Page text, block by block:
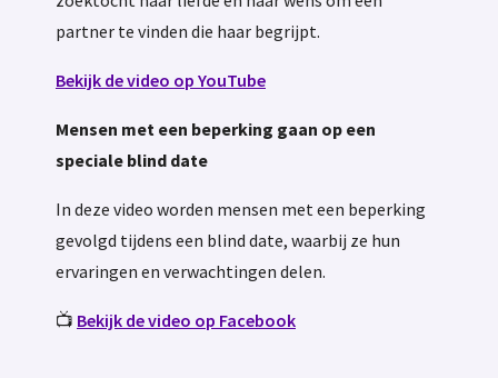
partner te vinden die haar begrijpt.
Bekijk de video op YouTube
Mensen met een beperking gaan op een
speciale blind date
In deze video worden mensen met een beperking
gevolgd tijdens een blind date, waarbij ze hun
ervaringen en verwachtingen delen.
📺 Bekijk de video op Facebook